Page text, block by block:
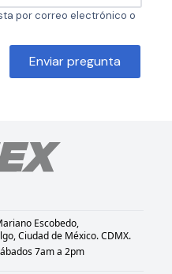
por correo electrónico o
Enviar pregunta
Escobedo,
Ciudad de México. CDMX.
7am a 2pm